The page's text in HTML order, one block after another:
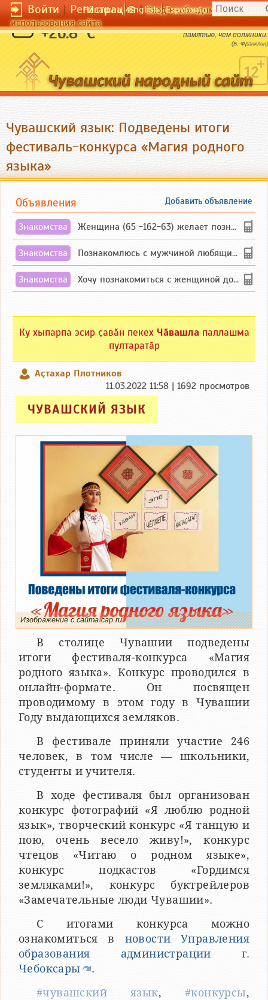
Войти|Регистрация|Вход необходим для
использования сайта
Чӑвашла English Esperanto
+26.8 °C
Кредиторы отличаются лучшей
памятью, чем должники.
(Б. Франклин)
Чувашский язык: Подведены итоги
фестиваль-конкурса «Магия родного
языка»
Добавить объявление
Объявления
Знакомства Женщина (65 -162-63) желает познакомиться с одиноким, добродушным, без вредных ...
Знакомства Познакомлюсь с мужчиной любящим танцевать и петь на родном чувашском языке
Знакомства Хочу познакомиться с женщиной до 55 лет чувашской или русской национальности дл...
Ку хыпарпа эсир ҫавӑн пекех Чӑвашла паллашма
пултаратӑр
Аçтахар Плотников
11.03.2022 11:58 | 1692 просмотров
ЧУВАШСКИЙ ЯЗЫК
Изображение с сайта cap.ru
В столице Чувашии подведены
итоги фестиваля-конкурса «Магия
родного языка». Конкурс проводился в
онлайн-формате. Он посвящен
проводимому в этом году в Чувашии
Году выдающихся земляков.
В фестивале приняли участие 246
человек, в том числе — школьники,
студенты и учителя.
В ходе фестиваля был организован
конкурс фотографий «Я люблю родной
язык», творческий конкурс «Я танцую и
пою, очень весело живу!», конкурс
чтецов «Читаю о родном языке»,
конкурс подкастов «Гордимся
земляками!», конкурс буктрейлеров
«Замечательные люди Чувашии».
С итогами конкурса можно
ознакомиться в новости Управления
образования администрации г.
Чебоксары
.
#чувашский язык, #конкурсы,